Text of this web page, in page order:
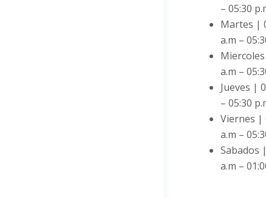
– 05:30
Martes |
a.m –
a.m –
Jueves |
– 05:30
Viernes |
a.m –
Sabados
a.m –